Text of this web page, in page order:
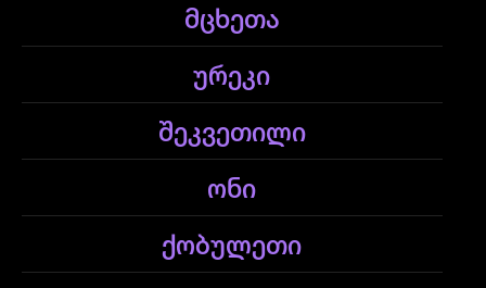
მცხეთა
ურეკი
შეკვეთილი
ონი
ქობულეთი